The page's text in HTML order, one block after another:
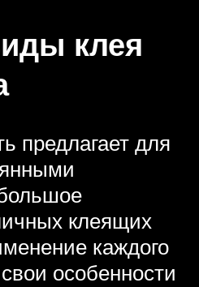
клея
предлагает для
клеящих
каждого
особенности